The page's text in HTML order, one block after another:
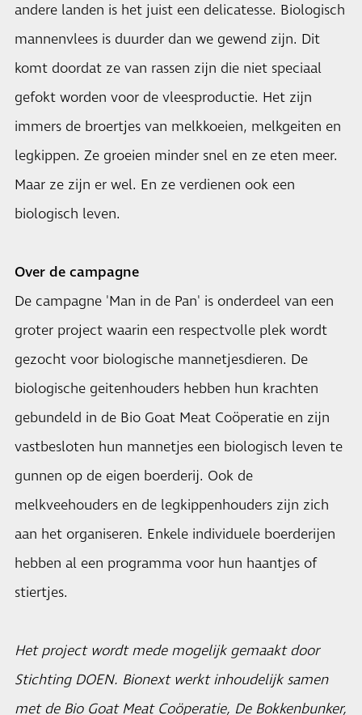
andere landen is het juist een delicatesse. Biologisch
mannenvlees is duurder dan we gewend zijn. Dit
komt doordat ze van rassen zijn die niet speciaal
gefokt worden voor de vleesproductie. Het zijn
immers de broertjes van melkkoeien, melkgeiten en
legkippen. Ze groeien minder snel en ze eten meer.
Maar ze zijn er wel. En ze verdienen ook een
biologisch leven.
Over de campagne
De campagne 'Man in de Pan' is onderdeel van een
groter project waarin een respectvolle plek wordt
gezocht voor biologische mannetjesdieren. De
biologische geitenhouders hebben hun krachten
gebundeld in de Bio Goat Meat Coöperatie en zijn
vastbesloten hun mannetjes een biologisch leven te
gunnen op de eigen boerderij. Ook de
melkveehouders en de legkippenhouders zijn zich
aan het organiseren. Enkele individuele boerderijen
hebben al een programma voor hun haantjes of
stiertjes.
Het project wordt mede mogelijk gemaakt door
Stichting DOEN. Bionext werkt inhoudelijk samen
met de Bio Goat Meat Coöperatie, De Bokkenbunker,